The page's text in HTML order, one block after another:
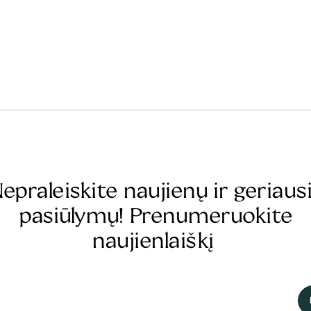
naujienų ir
pasiūlymų! Prenumeruokite
naujienlaiškį